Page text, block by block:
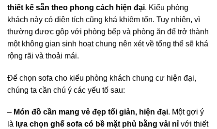
thiết kế sẵn theo phong cách hiện đại. Kiểu phòng
khách này có diện tích cũng khá khiêm tốn. Tuy nhiên, vì
thường được gộp với phòng bếp và phòng ăn để trở thành
một không gian sinh hoạt chung nên xét về tổng thể sẽ khá
rộng rãi và thoải mái.
Để chọn sofa cho kiểu phòng khách chung cư hiện đại,
chúng ta cần chú ý các yếu tố sau:
– Món đồ cần mang vẻ đẹp tối giản, hiện đại. Một gợi ý
là lựa chọn ghế sofa có bề mặt phủ bằng vải nỉ với thiết